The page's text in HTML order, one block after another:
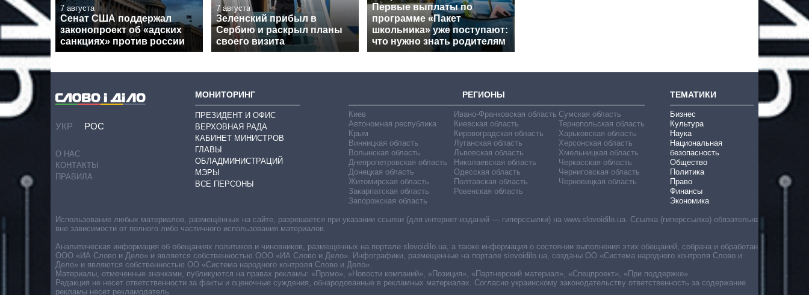
7 августа
Сенат США поддержал
законопроект об «адских
санкциях» против россии
7 августа
Зеленский прибыл в
Сербию и раскрыл планы
своего визита
Первые выплаты по
программе «Пакет
школьника» уже поступают:
что нужно знать родителям
УКР РОС
О НАС
КОНТАКТЫ
ПРАВИЛА
МОНИТОРИНГ
ПРЕЗИДЕНТ И ОФИС
ВЕРХОВНАЯ РАДА
КАБИНЕТ МИНИСТРОВ
ГЛАВЫ
ОБЛАДМИНИСТРАЦИЙ
МЭРЫ
ВСЕ ПЕРСОНЫ
РЕГИОНЫ
Киев
Автономная республика
Крым
Винницкая область
Волынская область
Днепропетровская область
Донецкая область
Житомирская область
Закарпатская область
Запорожская область
Ивано-Франковская область
Киевская область
Кировоградская область
Луганская область
Львовская область
Николаевская область
Одесская область
Полтавская область
Ровенская область
Сумская область
Тернопольская область
Харьковская область
Херсонская область
Хмельницкая область
Черкасская область
Черниговская область
Черновицкая область
ТЕМАТИКИ
Бизнес
Культура
Наука
Национальная
безопасность
Общество
Политика
Право
Финансы
Экономика
Использование любых материалов, размещённых на сайте, разрешается при указании ссылки (для интернет-изданий — гиперссылки) на www.slovoidilo.ua. Ссылка (гиперссылка) обязательна
вне зависимости от полного либо частичного использования материалов.
Аналитическая информация об обещаниях политиков и чиновников, размещенных на портале slovoidilo.ua, а также информация о состоянии выполнения этих обещаний, собрана и обработана
ООО «ИА Слово и Дело» и является собственностью ООО «ИА Слово и Дело». Инфографики, размещенные на портале slovoidilo.ua, созданы ОО «Система народного контроля Слово и
Дело» и являются собственностью ОО «Система народного контроля Слово и Дело».
Материалы, отмеченные значками, публикуются на правах рекламы: «Промо», «Новости компаний», «Позиция», «Партнерский материал», «Спецпроект», «При поддержке».
Редакция не несет ответственности за факты и оценочные суждения, обнародованные в рекламных материалах. Согласно украинскому законодательству ответственность за содержание
рекламы несет рекламодатель.